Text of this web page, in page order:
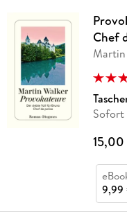
Chef
Sofort
15,00
9,99